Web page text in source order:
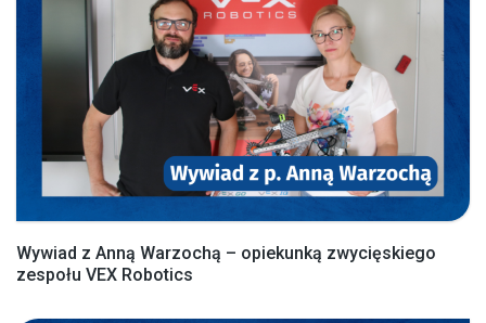
Wywiad z Anną Warzochą – opiekunką zwycięskiego
zespołu VEX Robotics